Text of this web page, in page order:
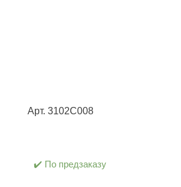
Арт. 3102C008
✔️ По предзаказу